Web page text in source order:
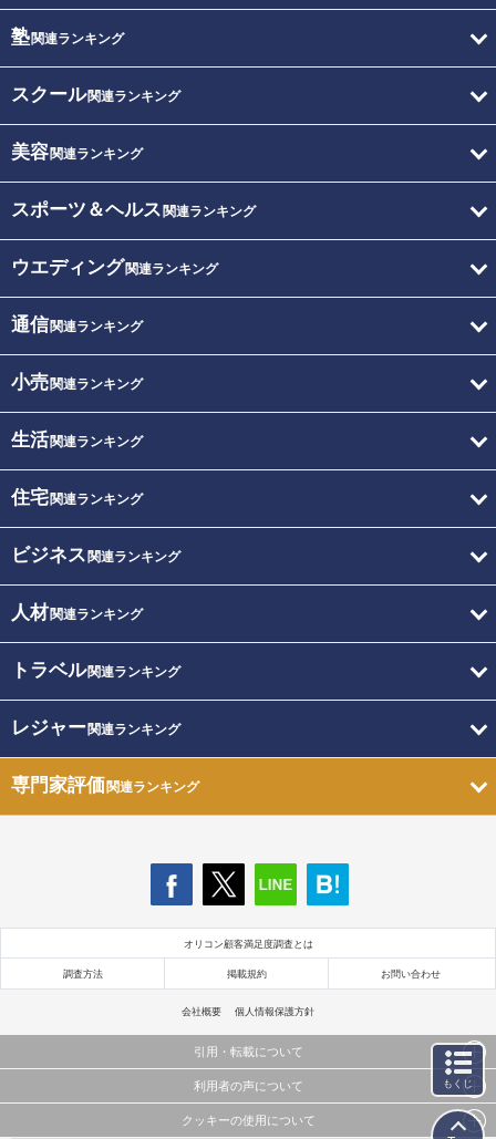
塾関連ランキング
スクール関連ランキング
美容関連ランキング
スポーツ＆ヘルス 関連ランキング
ウエディング関連ランキング
通信関連ランキング
小売関連ランキング
生活関連ランキング
住宅関連ランキング
ビジネス 関連ランキング
人材関連ランキング
トラベル関連ランキング
レジャー関連ランキング
専門家評価関連ランキング
オリコン顧客満足度調査とは
調査方法 掲載規約 お問い合わせ
会社概要 個人情報保護方針
引用・転載について
当サイトで公開されている情報（文字、写真、イラスト、画像データ等）及びこれらの配置・
これらの情報を権利者の許可なく無断転載・複製などの二次利用を行うことは固く禁じており
利用者の声について
当サイトに掲載している内容はすべてサービスの利用者が提出された見解・感想です。
クッキーの使用について
もくじ